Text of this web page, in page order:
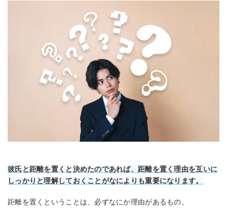
彼氏と距離を置くと決めたのであれば、距離を置く理由を互いに
しっかりと理解しておくことがなによりも重要になります。
距離を置くということは、必ずなにか理由があるもの。